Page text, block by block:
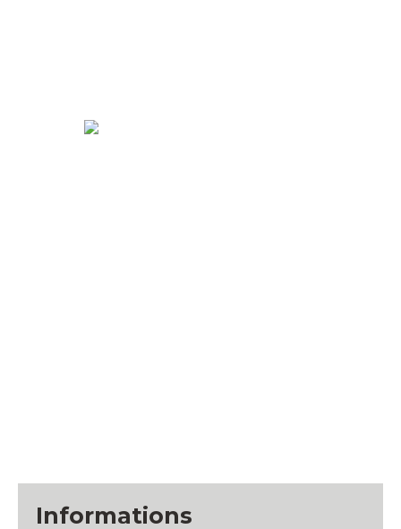
Informations